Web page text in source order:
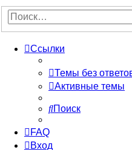
Ссылки
Темы без
Активные темы
Поиск
FAQ
Вход